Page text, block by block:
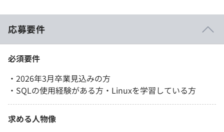
応募要件
必須要件
・2026年3月卒業見込みの方
・SQLの使用経験がある方・Linuxを学習している方
求める人物像